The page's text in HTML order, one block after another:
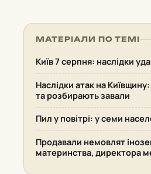
МАТЕРІАЛИ ПО ТЕМІ
Київ 7 серпня: наслідки
Наслідки атак на
та розбирають завали
Пил у повітрі: у семи
Продавали немовлят
материнства, директора